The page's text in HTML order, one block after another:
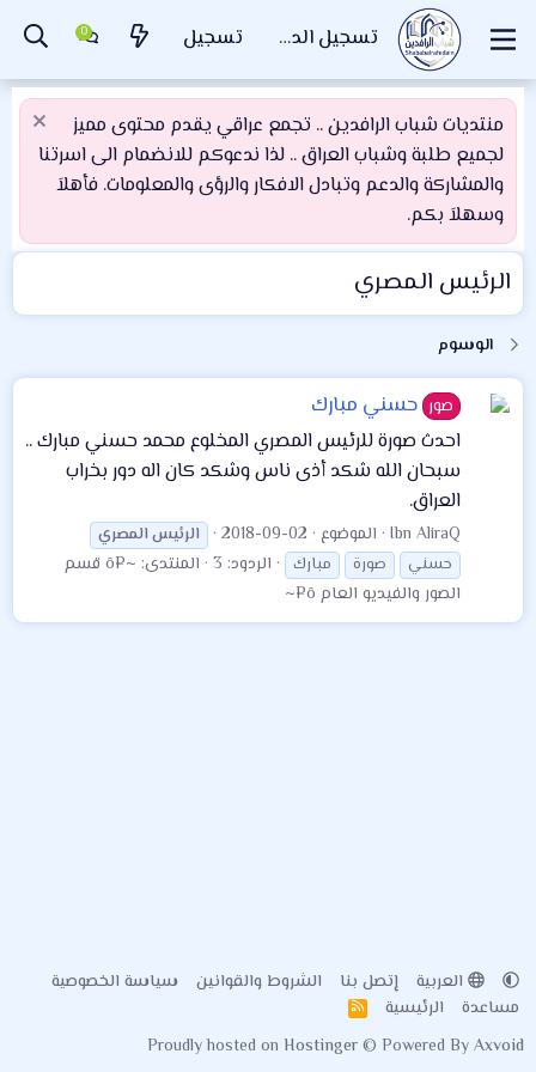
تسجيل الدخول تسجيل
منتديات شباب الرافدين .. تجمع عراقي يقدم محتوى مميز
لجميع طلبة وشباب العراق .. لذا ندعوكم للانضمام الى اسرتنا
والمشاركة والدعم وتبادل الافكار والرؤى والمعلومات. فأهلاَ
وسهلاَ بكم.
الرئيس المصري
الوسوم
صور حسني مبارك
احدث صورة للرئيس المصري المخلوع محمد حسني مبارك ..
سبحان الله شكد أذى ناس وشكد كان اله دور بخراب
العراق.
Ibn AliraQ الموضوع 2018-09-02 الرئيس المصري
حسني
صورة مبارك الردود: 3 المنتدى:
~¤ô قسم
الصور والفيديو العام ô¤~
العربية إتصل بنا الشروط والقوانين
سياسة الخصوصية
مساعدة
الرئيسية
R
S
Proudly hosted on Hostinger© Powered ByAxvoid